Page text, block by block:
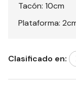
Tacón: 10cm
Plataforma:
Clasificado en: